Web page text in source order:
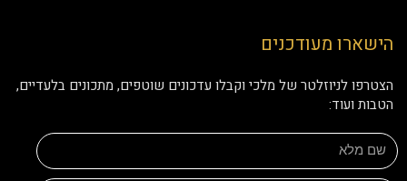
הישארו מעודכנים
הצטרפו לניוזלטר של מלכי וקבלו עדכונים שוטפים, מתכונים בלעדיים,
הטבות ועוד: